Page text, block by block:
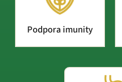
Podpora imunity